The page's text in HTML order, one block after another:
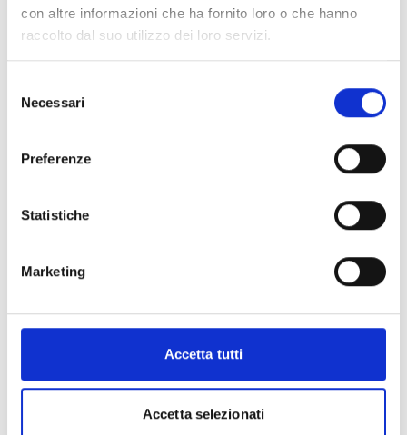
con altre informazioni che ha fornito loro o che hanno
raccolto dal suo utilizzo dei loro servizi.
delNecessari
Preferenze
Statistiche
Marketing
Accetta tutti
Accetta selezionati
Prova gratis